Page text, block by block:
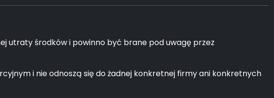
utraty środków i powinno być brane pod uwagę przez
i nie odnoszą się do żadnej konkretnej firmy ani konkretnych